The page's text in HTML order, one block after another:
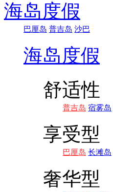
海岛度假
巴厘岛 普吉岛 沙巴
海岛度假
舒适性
普吉岛 宿雾岛
享受型
巴厘岛 长滩岛
奢华型